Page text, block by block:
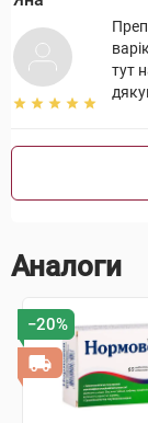
тут
Аналоги
−20%